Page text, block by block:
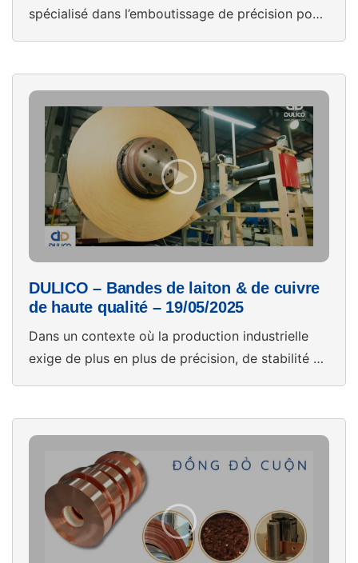
spécialisé dans l’emboutissage de précision pour
d’alimentation automatiques ainsi que d’un atelier
interne de conception et de fabrication
d’outillages, DULICO fournit des solutions […]
DULICO – Bandes de laiton & de cuivre
de haute qualité – 19/05/2025
Dans un contexte où la production industrielle
exige de plus en plus de précision, de stabilité et
fournit des bandes de laiton et de cuivre de
haute qualité, plébiscitées par des clients
nationaux et […]